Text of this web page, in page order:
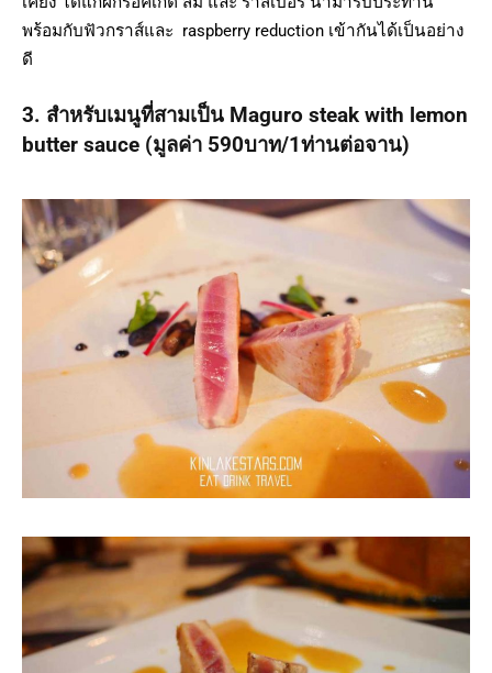
พร้อมกับฟัวกราส์และ raspberry reduction เข้ากันได้เป็นอย่าง
ดี
3. สำหรับเมนูที่สามเป็น Maguro steak with lemon
butter sauce (มูลค่า 590บาท/1ท่านต่อจาน)